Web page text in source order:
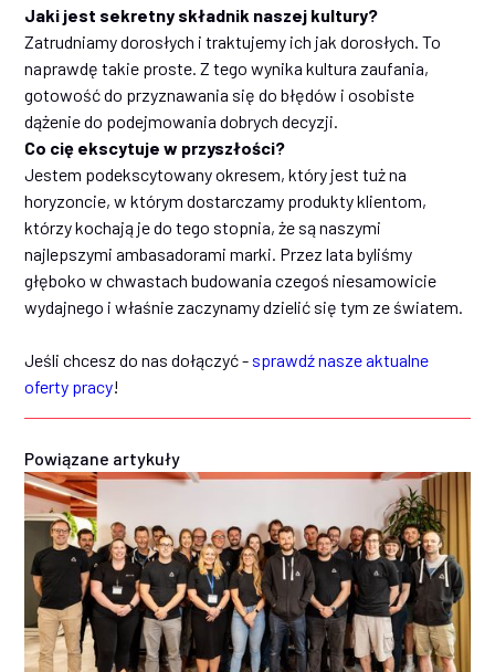
Jaki jest sekretny składnik naszej kultury?
Zatrudniamy dorosłych i traktujemy ich jak dorosłych. To
naprawdę takie proste. Z tego wynika kultura zaufania,
gotowość do przyznawania się do błędów i osobiste
dążenie do podejmowania dobrych decyzji.
Co cię ekscytuje w przyszłości?
Jestem podekscytowany okresem, który jest tuż na
horyzoncie, w którym dostarczamy produkty klientom,
którzy kochają je do tego stopnia, że są naszymi
najlepszymi ambasadorami marki. Przez lata byliśmy
głęboko w chwastach budowania czegoś niesamowicie
wydajnego i właśnie zaczynamy dzielić się tym ze światem.
Jeśli chcesz do nas dołączyć - sprawdź nasze aktualne
oferty pracy!
Powiązane artykuły